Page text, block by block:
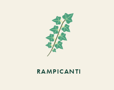
RAMPICANTI